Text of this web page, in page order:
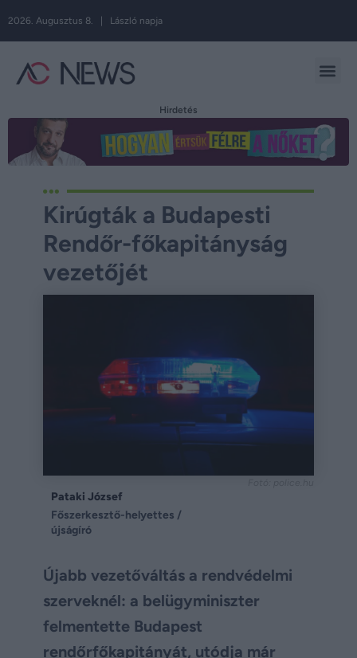
2026. Augusztus 8. | László napja
Hirdetés
Kirúgták a Budapesti
Rendőr-főkapitányság
vezetőjét
Pataki József
Főszerkesztő-helyettes /
újságíró
Újabb vezetőváltás a rendvédelmi
szerveknél: a belügyminiszter
felmentette Budapest
rendőrfőkapitányát, utódja már